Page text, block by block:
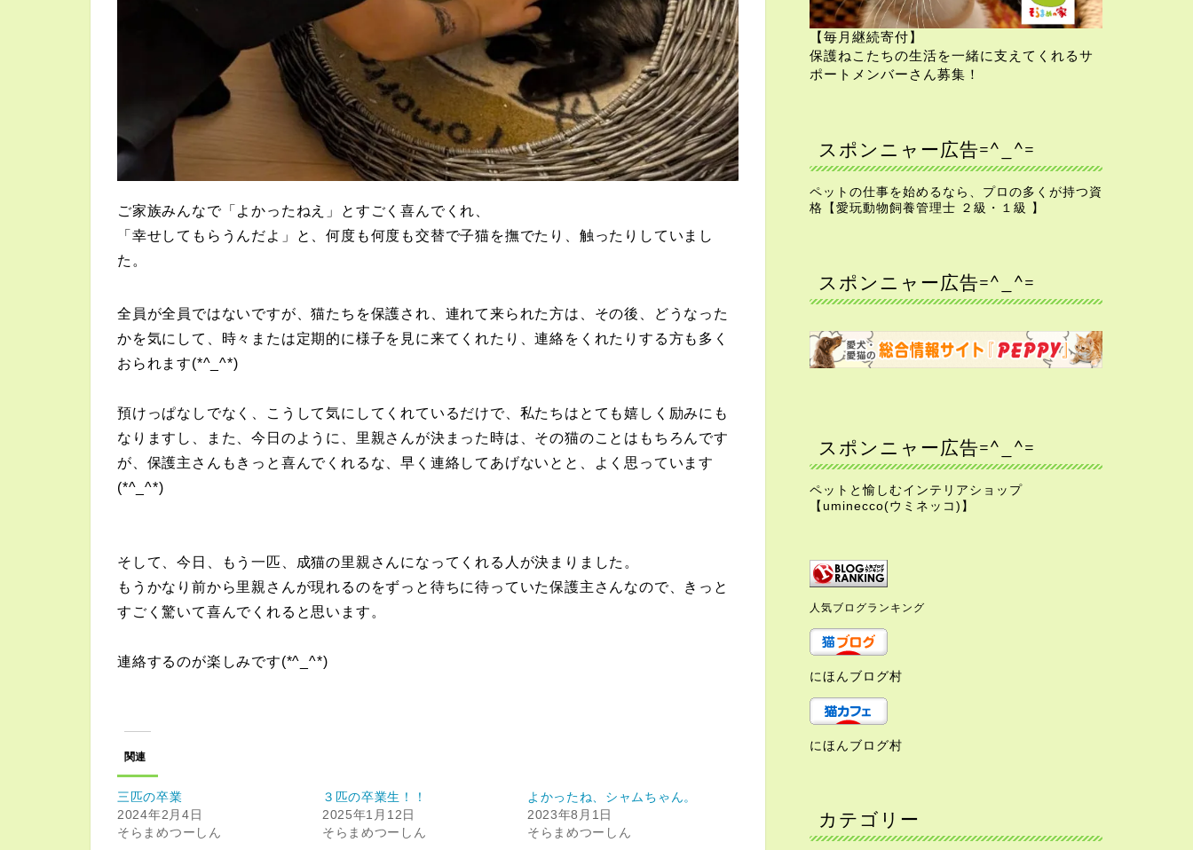
ご家族みんなで「よかったねえ」とすごく喜んでくれ、
「幸せしてもらうんだよ」と、何度も何度も交替で子猫を撫でたり、触ったりしていまし
た。
全員が全員ではないですが、猫たちを保護され、連れて来られた方は、その後、どうなった
かを気にして、時々または定期的に様子を見に来てくれたり、連絡をくれたりする方も多く
おられます(*^_^*)
預けっぱなしでなく、こうして気にしてくれているだけで、私たちはとても嬉しく励みにも
なりますし、また、今日のように、里親さんが決まった時は、その猫のことはもちろんです
が、保護主さんもきっと喜んでくれるな、早く連絡してあげないとと、よく思っています
(*^_^*)
そして、今日、もう一匹、成猫の里親さんになってくれる人が決まりました。
もうかなり前から里親さんが現れるのをずっと待ちに待っていた保護主さんなので、きっと
すごく驚いて喜んでくれると思います。
連絡するのが楽しみです(*^_^*)
関連
三匹の卒業
2024年2月4日
そらまめつーしん
３匹の卒業生！！
2025年1月12日
そらまめつーしん
よかったね、シャムちゃん。
2023年8月1日
そらまめつーしん
【毎月継続寄付】
保護ねこたちの生活を一緒に支えてくれるサ
ポートメンバーさん募集！
スポンニャー広告=^_^=
ペットの仕事を始めるなら、プロの多くが持つ資
格【愛玩動物飼養管理士 ２級・１級 】
スポンニャー広告=^_^=
スポンニャー広告=^_^=
ペットと愉しむインテリアショップ
【uminecco(ウミネッコ)】
人気ブログランキング
にほんブログ村
にほんブログ村
カテゴリー